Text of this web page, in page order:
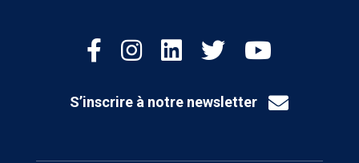
S’inscrire à notre newsletter